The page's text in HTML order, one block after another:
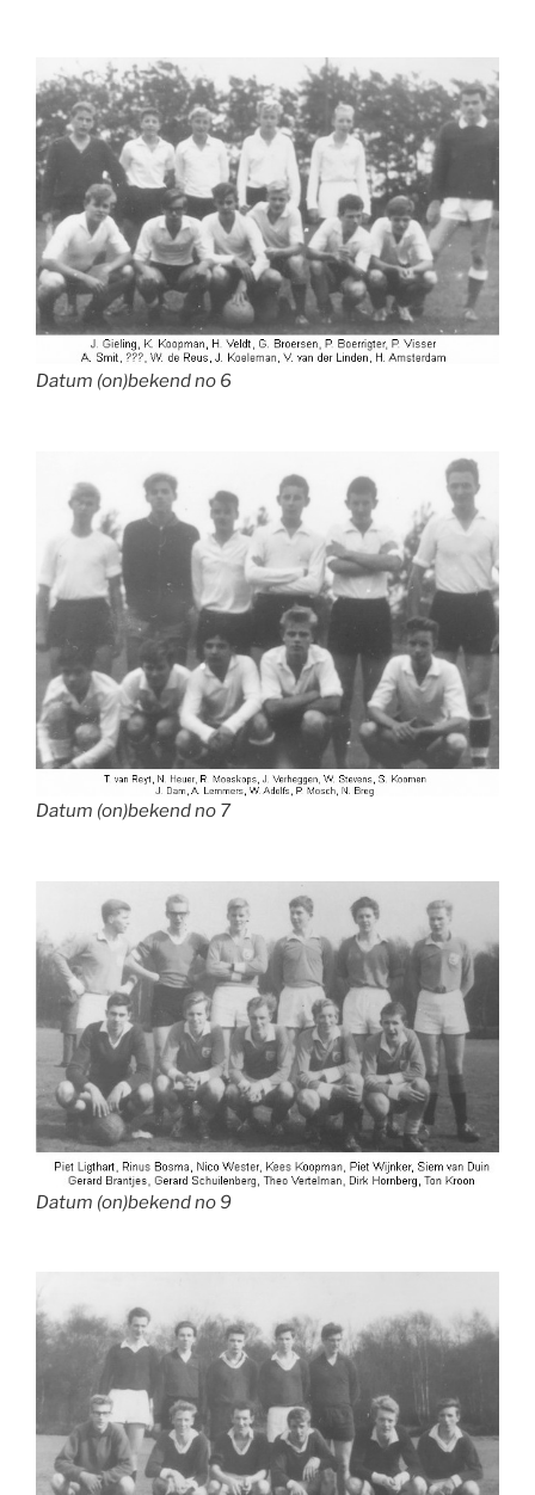
Datum (on)bekend no 6
Datum (on)bekend no 7
Datum (on)bekend no 9